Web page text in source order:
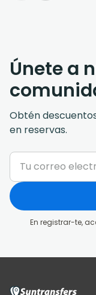
Únete a
Obtén
en reservas.
En registrar-te,